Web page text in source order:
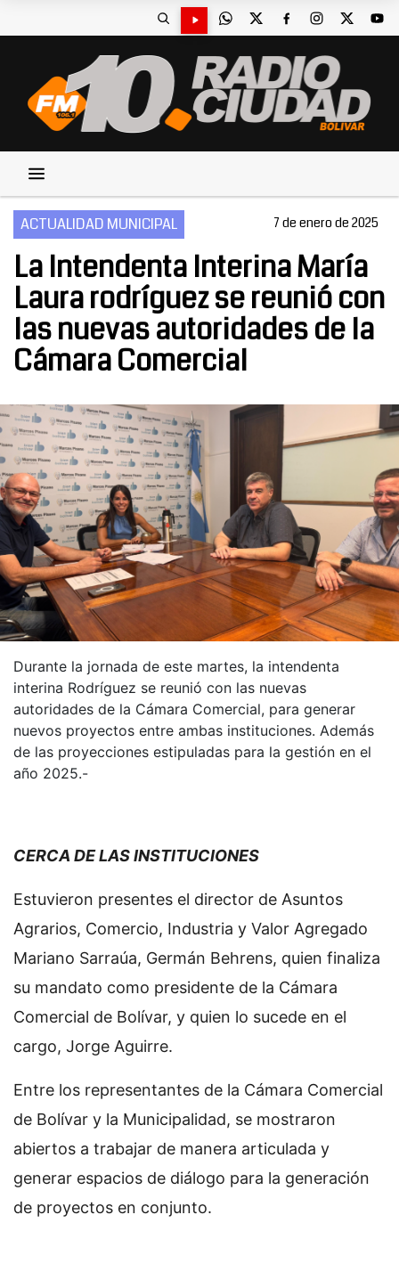
ACTUALIDAD MUNICIPAL 7 de enero de 2025
La Intendenta Interina María
Laura rodríguez se reunió con
las nuevas autoridades de la
Cámara Comercial
Durante la jornada de este martes, la intendenta
interina Rodríguez se reunió con las nuevas
autoridades de la Cámara Comercial, para generar
nuevos proyectos entre ambas instituciones. Además
de las proyecciones estipuladas para la gestión en el
año 2025.-
CERCA DE LAS INSTITUCIONES
Estuvieron presentes el director de Asuntos
Agrarios, Comercio, Industria y Valor Agregado
Mariano Sarraúa, Germán Behrens, quien finaliza
su mandato como presidente de la Cámara
Comercial de Bolívar, y quien lo sucede en el
cargo, Jorge Aguirre.
Entre los representantes de la Cámara Comercial
de Bolívar y la Municipalidad, se mostraron
abiertos a trabajar de manera articulada y
generar espacios de diálogo para la generación
de proyectos en conjunto.